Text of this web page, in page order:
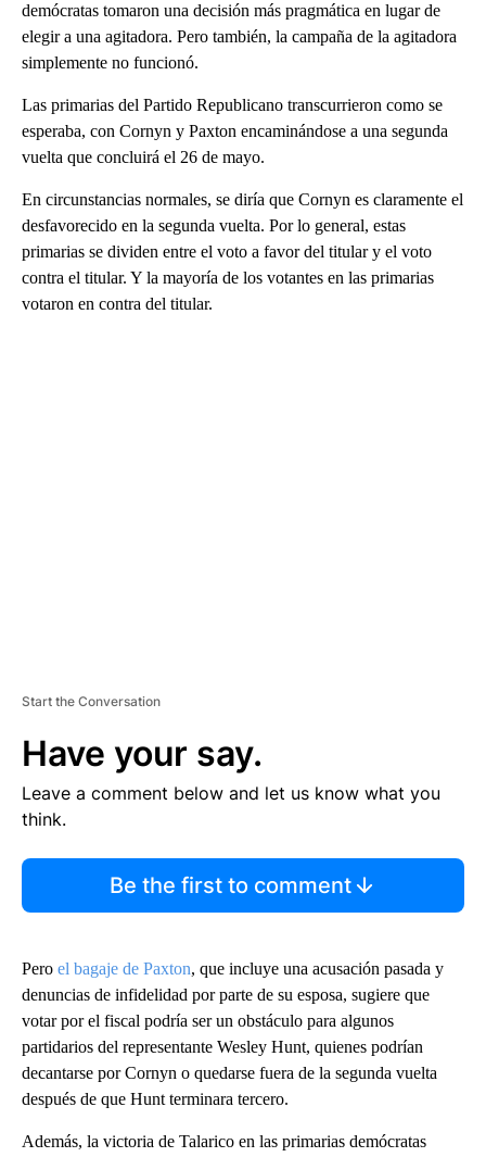
demócratas tomaron una decisión más pragmática en lugar de
elegir a una agitadora. Pero también, la campaña de la agitadora
simplemente no funcionó.
Las primarias del Partido Republicano transcurrieron como se
esperaba, con Cornyn y Paxton encaminándose a una segunda
vuelta que concluirá el 26 de mayo.
En circunstancias normales, se diría que Cornyn es claramente el
desfavorecido en la segunda vuelta. Por lo general, estas
primarias se dividen entre el voto a favor del titular y el voto
contra el titular. Y la mayoría de los votantes en las primarias
votaron en contra del titular.
Start the Conversation
Have your say.
Leave a comment below and let us know what you
think.
Be the first to comment
Pero el bagaje de Paxton, que incluye una acusación pasada y
denuncias de infidelidad por parte de su esposa, sugiere que
votar por el fiscal podría ser un obstáculo para algunos
partidarios del representante Wesley Hunt, quienes podrían
decantarse por Cornyn o quedarse fuera de la segunda vuelta
después de que Hunt terminara tercero.
Además, la victoria de Talarico en las primarias demócratas